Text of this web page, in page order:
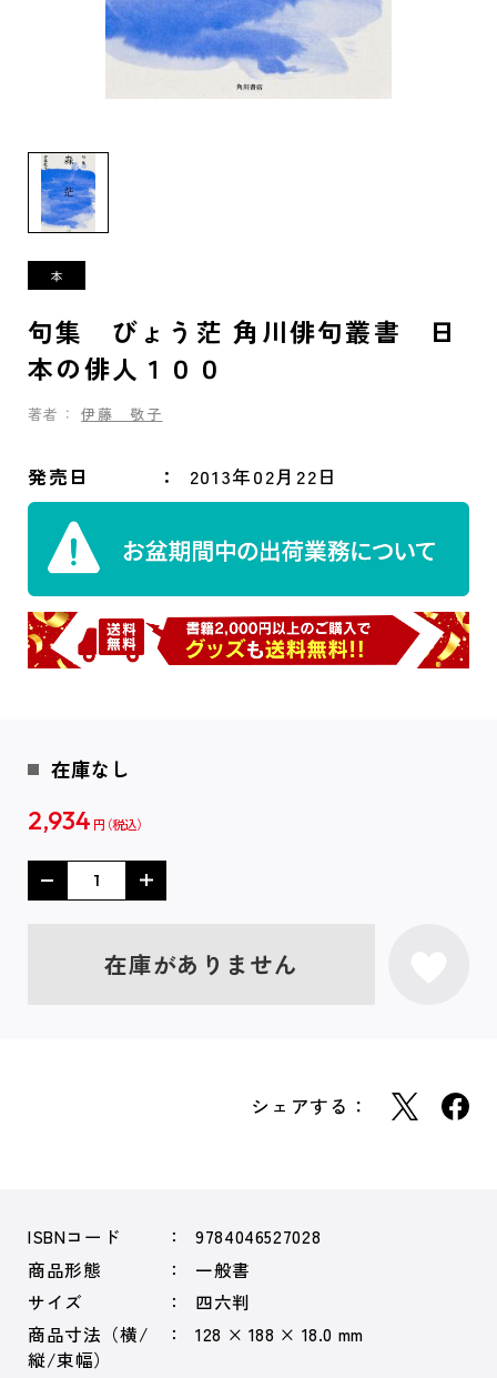
句集 びょう茫 角川俳句叢書 日
本の俳人１００
著者： 伊藤 敬子
発売日 2013年02月22日
在庫なし
2,934 円
在庫がありません
シェアする：
ISBNコード
9784046527028
商品形態
一般書
サイズ
四六判
商品寸法（横/
縦/束幅）
128 × 188 × 18.0 mm